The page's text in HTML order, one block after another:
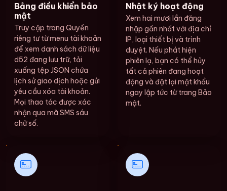
Bảng điều khiển bảo
mật
Truy cập trang Quyền
riêng tư từ menu tài khoản
để xem danh sách dữ liệu
d52 đang lưu trữ, tải
xuống tệp JSON chứa
lịch sử giao dịch hoặc gửi
yêu cầu xóa tài khoản.
Mọi thao tác được xác
nhận qua mã SMS sáu
chữ số.
Nhật ký hoạt động
Xem hai mươi lần đăng
nhập gần nhất với địa chỉ
IP, loại thiết bị và trình
duyệt. Nếu phát hiện
phiên lạ, bạn có thể hủy
tất cả phiên đang hoạt
động và đặt lại mật khẩu
ngay lập tức từ trang Bảo
mật.